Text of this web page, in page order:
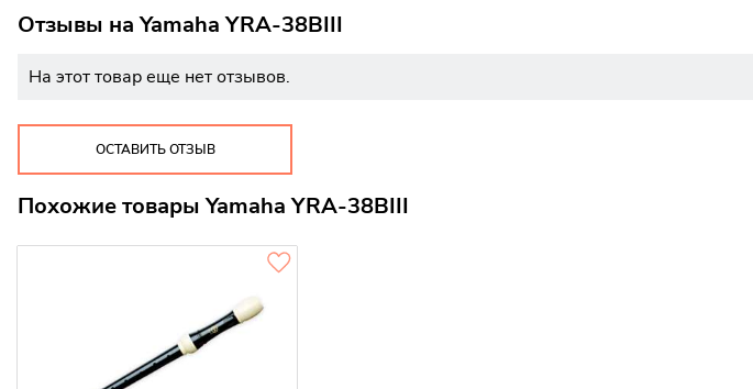
Отзывы наYamaha YRA-38BIII
На этот товар еще нет отзывов.
ОСТАВИТЬ ОТЗЫВ
Похожие товары Yamaha YRA-38BIII